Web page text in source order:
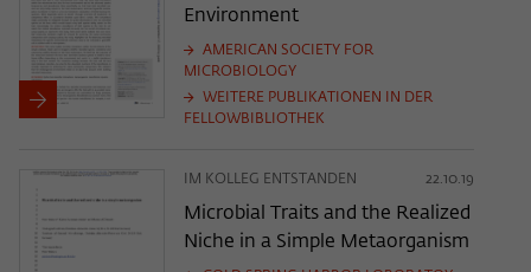
Environment
AMERICAN SOCIETY FOR
MICROBIOLOGY
WEITERE PUBLIKATIONEN IN DER
FELLOWBIBLIOTHEK
IM KOLLEG ENTSTANDEN 22.10.19
Microbial Traits and the Realized
Niche in a Simple Metaorganism